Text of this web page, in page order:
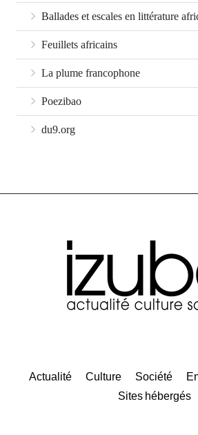
Ballades et escales en littérature
Feuillets africains
La plume francophone
Poezibao
du9.org
Actualité Culture Société
Sites hébergés